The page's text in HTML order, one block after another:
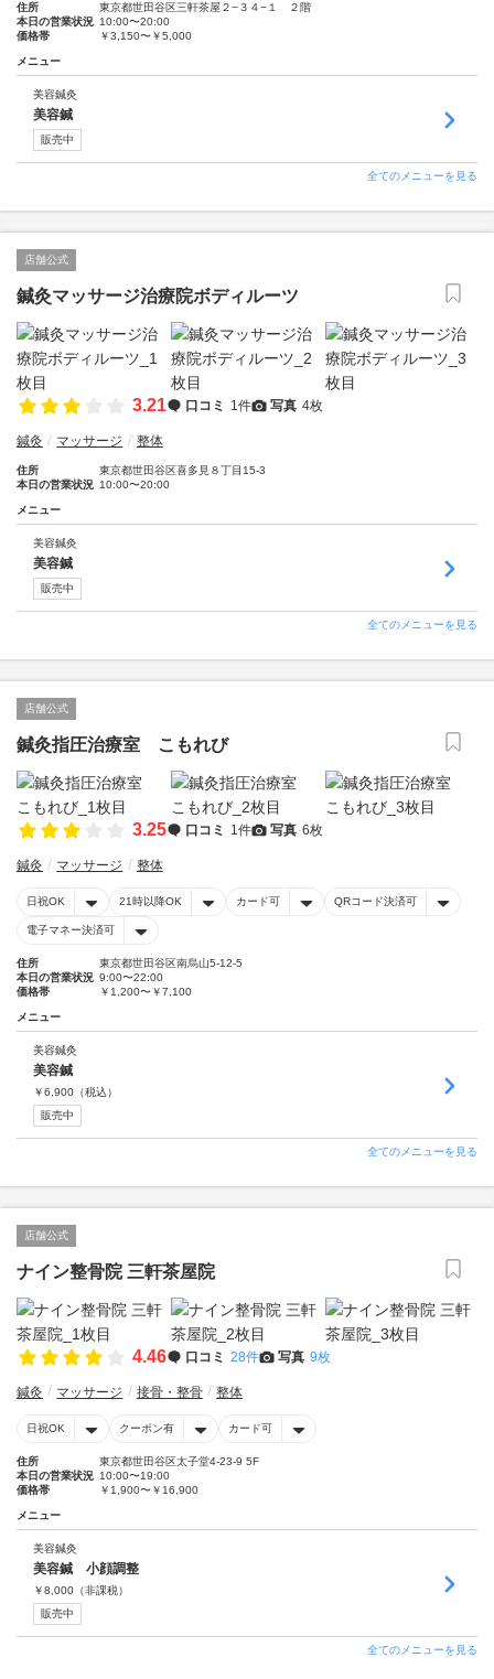
住所
東京都世田谷区三軒茶屋２−３４−１ ２階
本日の営業状況 10:00〜20:00
価格帯
￥3,150〜￥5,000
メニュー
美容鍼灸
美容鍼
販売中
全てのメニューを見る
店舗公式
鍼灸マッサージ治療院ボディルーツ
3.21 口コミ 1件 写真 4枚
鍼灸 マッサージ 整体
住所
東京都世田谷区喜多見８丁目15-3
本日の営業状況 10:00〜20:00
メニュー
美容鍼灸
美容鍼
販売中
全てのメニューを見る
店舗公式
鍼灸指圧治療室 こもれび
3.25 口コミ 1件 写真 6枚
鍼灸 マッサージ 整体
日祝OK 21時以降OK カード可 QRコード決済可
電子マネー決済可
住所
東京都世田谷区南烏山5-12-5
本日の営業状況 9:00〜22:00
価格帯
￥1,200〜￥7,100
メニュー
美容鍼灸
美容鍼
￥6,900 （税込）
販売中
全てのメニューを見る
店舗公式
ナイン整骨院 三軒茶屋院
4.46 口コミ 28件 写真 9枚
鍼灸 マッサージ 接骨・整骨 整体
日祝OK クーポン有 カード可
住所
東京都世田谷区太子堂4-23-9 5F
本日の営業状況 10:00〜19:00
価格帯
￥1,900〜￥16,900
メニュー
美容鍼灸
美容鍼 小顔調整
￥8,000 （非課税）
販売中
全てのメニューを見る